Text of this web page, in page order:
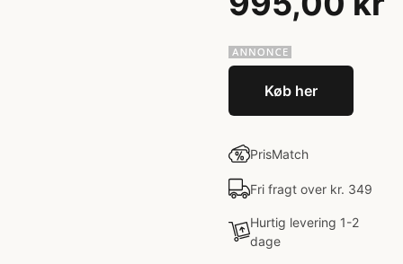
Køb her
PrisMatch
Fri fragt over kr. 349
Hurtig levering 1-2
dage